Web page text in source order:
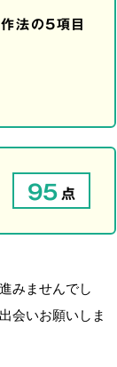
作法の5項目
95点
みませんでし
会いお願いしま